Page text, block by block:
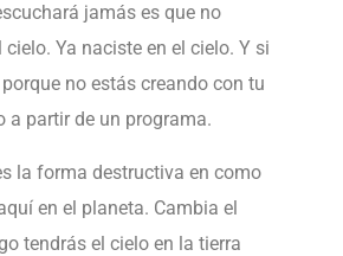
jamás es que no
cielo. Ya naciste en el cielo. Y si
no estás creando con tu
a partir de un programa.
la forma destructiva en como
en el planeta. Cambia el
tendrás el cielo en la tierra